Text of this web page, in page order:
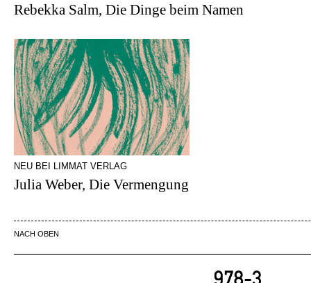
Rebekka Salm, Die Dinge beim Namen
NEU BEI LIMMAT VERLAG
Julia Weber, Die Vermengung
NACH OBEN